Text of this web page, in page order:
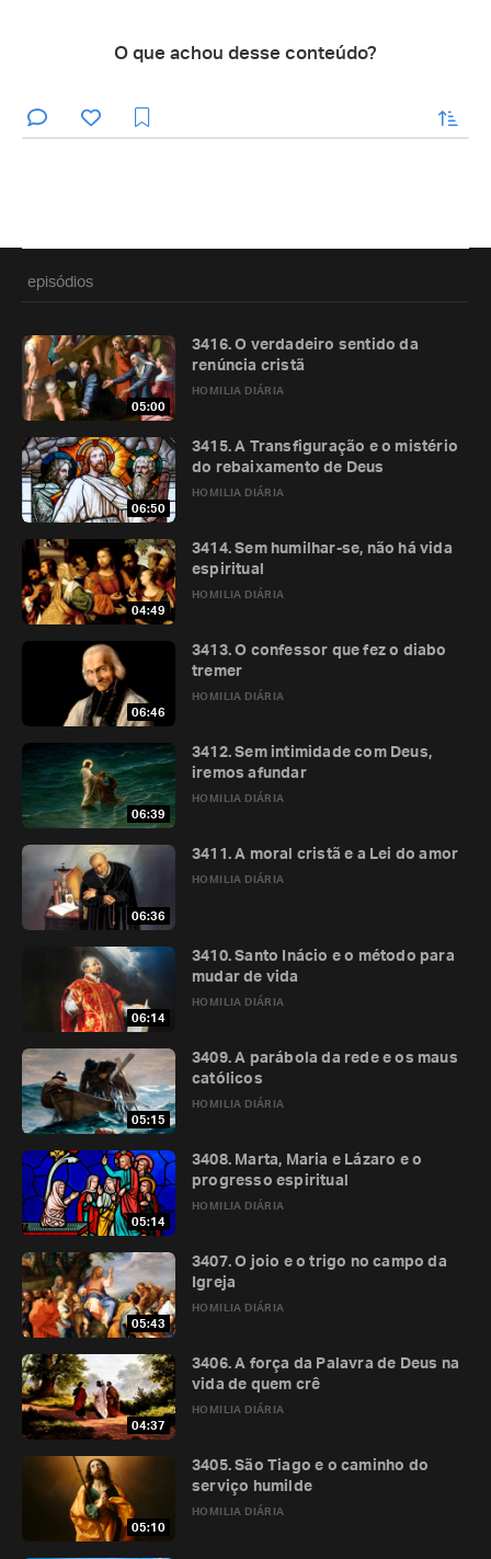
O que achou desse conteúdo?
enviar
episódios
05:00
HOMILIA DIÁRIA
3416. O verdadeiro sentido da
renúncia cristã
06:50
HOMILIA DIÁRIA
3415. A Transfiguração e o mistério
do rebaixamento de Deus
04:49
HOMILIA DIÁRIA
3414. Sem humilhar-se, não há vida
espiritual
06:46
HOMILIA DIÁRIA
3413. O confessor que fez o diabo
tremer
06:39
HOMILIA DIÁRIA
3412. Sem intimidade com Deus,
iremos afundar
06:36
HOMILIA DIÁRIA
3411. A moral cristã e a Lei do amor
06:14
HOMILIA DIÁRIA
3410. Santo Inácio e o método para
mudar de vida
05:15
HOMILIA DIÁRIA
3409. A parábola da rede e os maus
católicos
05:14
HOMILIA DIÁRIA
3408. Marta, Maria e Lázaro e o
progresso espiritual
05:43
HOMILIA DIÁRIA
3407. O joio e o trigo no campo da
Igreja
04:37
HOMILIA DIÁRIA
3406. A força da Palavra de Deus na
vida de quem crê
05:10
HOMILIA DIÁRIA
3405. São Tiago e o caminho do
serviço humilde